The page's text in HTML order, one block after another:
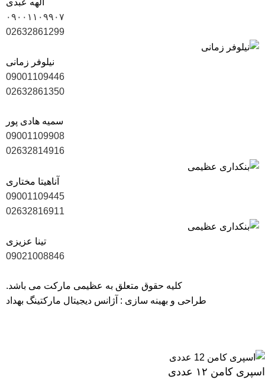
الهه عبدی
۰۹۰۰۱۱۰۹۹۰۷
02632861299
نیلوفر زمانی
09001109446
02632861350
سمیه هادی پور
09001109908
02632814916
آناهیتا مختاری
09001109445
02632816911
تینا عزیزی
09021008846
کلیه حقوق متعلق به عظیمی مارکت می باشد.
طراحی و بهینه سازی : آژانس دیجیتال مارکتینگ بهداد
اسپری کامن ۱۲ عددی